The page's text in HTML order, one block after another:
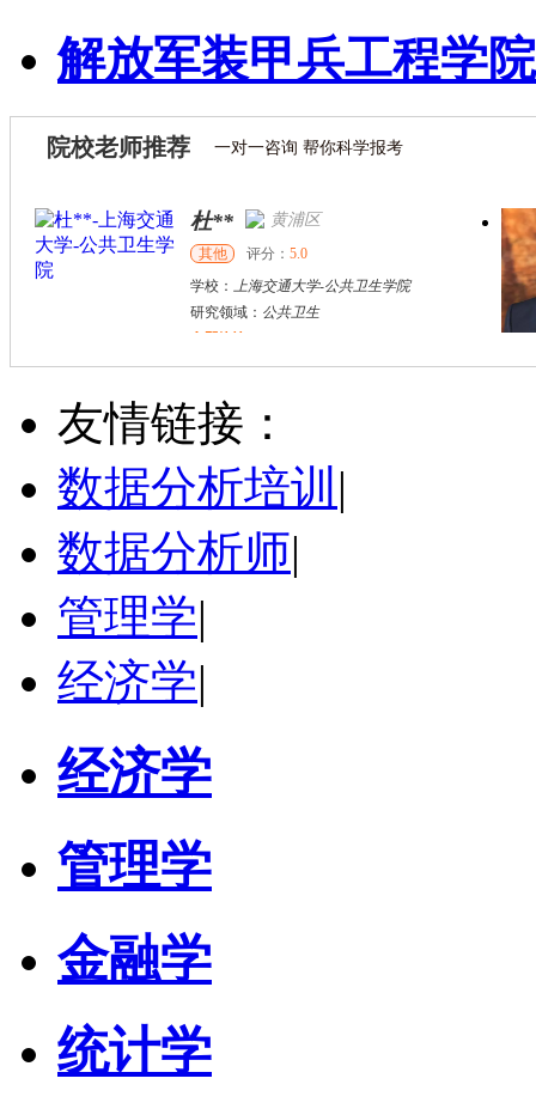
解放军装甲兵工程学院
院校老师推荐 一对一咨询 帮你科学报考
杜** 黄浦区
其他 评分： 5.0
学校： 上海交通大学-公共卫生学院
研究领域： 公共卫生
立即咨询
万志宏 天津市
硕导
学校：南开大学
立即咨询
友情链接：
数据分析培训 |
数据分析师|
管理学|
经济学|
经济学
管理学
金融学
统计学